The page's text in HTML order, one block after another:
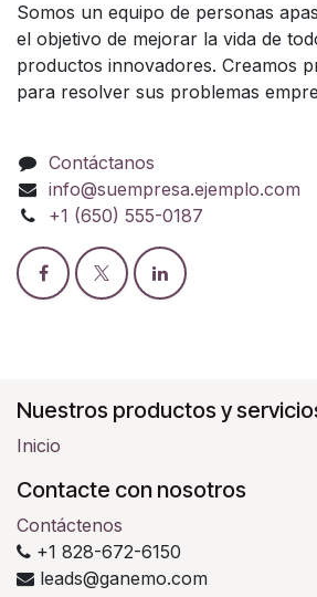
Somos un equipo de personas
el objetivo de mejorar la vida de
productos innovadores. Creamos
para resolver sus problemas
Contáctanos
info@suempresa.ejemplo.com
+1 (650) 555-0187
Nuestros productos y
Inicio
Contacte con nosotros
Contáctenos
+1 828-672-6150
leads@ganemo.com